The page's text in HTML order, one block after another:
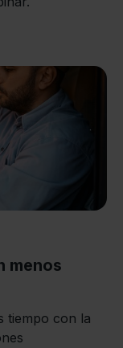
menos
tiempo con la